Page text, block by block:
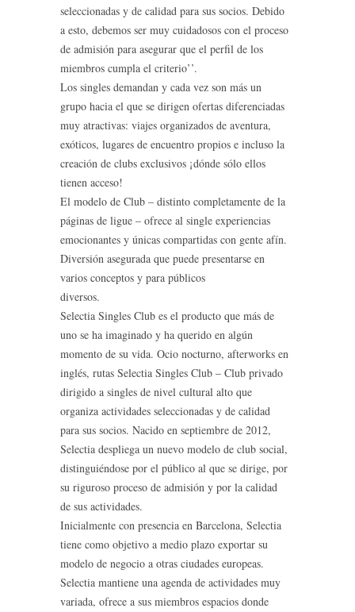
seleccionadas y de calidad para sus socios. Debido
a esto, debemos ser muy cuidadosos con el proceso
de admisión para asegurar que el perfil de los
miembros cumpla el criterio’’.
Los singles demandan y cada vez son más un
grupo hacia el que se dirigen ofertas diferenciadas
muy atractivas: viajes organizados de aventura,
exóticos, lugares de encuentro propios e incluso la
creación de clubs exclusivos ¡dónde sólo ellos
tienen acceso!
El modelo de Club – distinto completamente de la
páginas de ligue – ofrece al single experiencias
emocionantes y únicas compartidas con gente afín.
Diversión asegurada que puede presentarse en
varios conceptos y para públicos
diversos.
Selectia Singles Club es el producto que más de
uno se ha imaginado y ha querido en algún
momento de su vida. Ocio nocturno, afterworks en
inglés, rutas Selectia Singles Club – Club privado
dirigido a singles de nivel cultural alto que
organiza actividades seleccionadas y de calidad
para sus socios. Nacido en septiembre de 2012,
Selectia despliega un nuevo modelo de club social,
distinguiéndose por el público al que se dirige, por
su riguroso proceso de admisión y por la calidad
de sus actividades.
Inicialmente con presencia en Barcelona, Selectia
tiene como objetivo a medio plazo exportar su
modelo de negocio a otras ciudades europeas.
Selectia mantiene una agenda de actividades muy
variada, ofrece a sus miembros espacios donde